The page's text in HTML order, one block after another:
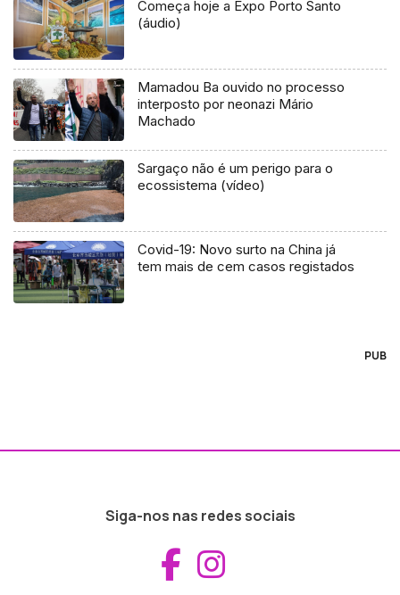
Começa hoje a Expo Porto Santo
(áudio)
Mamadou Ba ouvido no processo
interposto por neonazi Mário
Machado
Sargaço não é um perigo para o
ecossistema (vídeo)
Covid-19: Novo surto na China já
tem mais de cem casos registados
PUB
Siga-nos nas redes sociais
Aceder ao